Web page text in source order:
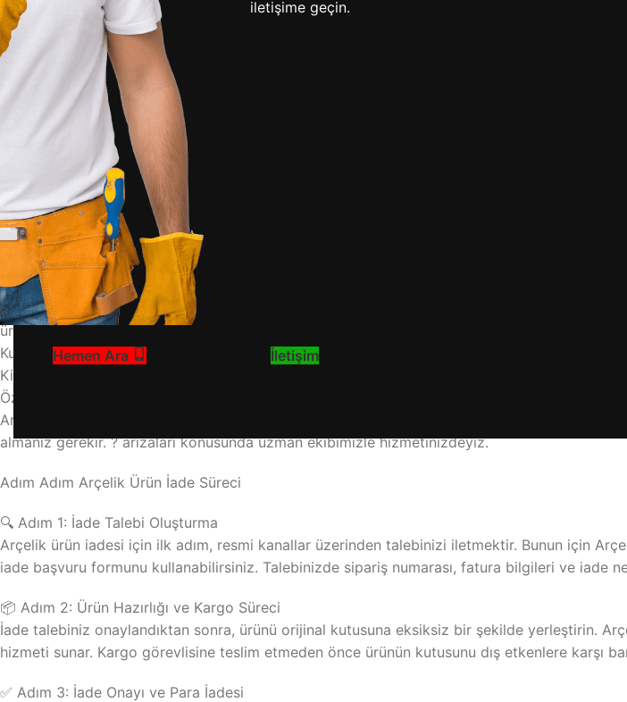
iletişime geçin.
Hemen Ara İletişim
Arçelik ürün iadesi nasıl yapılır sorusu, özellikle beyaz eşya ve elektronik alışverişlerinde
süreci genellikle Cayma Hakkı ve Ayıplı Mal kapsamında ikiye ayrılır. Hızlı ve sorunsuz bir
sürecinde en kritik nokta, ürünü teslim aldıktan sonraki 14 gün içinde harekete geçmektir.
iade onayını doğrudan etkiler.
İade Hakkı ve Cayma Süresi Nedir?
Mesafeli satış sözleşmelerinde (online alışveriş) tüketicilere tanınan 14 günlük cayma
tarafınıza teslim edildiği günden itibaren başlar. Cayma hakkı kapsamında ürünü hiçbir
gereken husus, ürünün kullanılmamış ve ikinci el satış değerini kaybetmemiş olmasıdır.
çamaşır yıkadıysanız, bu durum cayma hakkı kapsamı dışına çıkabilir. Bu gibi durumlarda
ekibimizle hizmetinizdeyiz.
Arçelik Ürün İade Şartları Nelerdir?
Arçelik iade şartları, ürünün türüne ve satın alma kanalına göre değişiklik gösterebilir. Genel
ürünün orijinal kutusu ve faturası mutlaka saklanmalıdır.
Kullanılmış, hasar görmüş veya montajı yapılmış ürünlerin iadesi genellikle kabul edilmez.
Kişisel kullanıma bağlı olarak değer kaybı yaşayan ürünlerde (örneğin, takılan bir
Özel üretim veya sipariş üzerine getirilen ürünlerde cayma hakkı bulunmaz.
Arçelik Yetkili Servis tarafından yapılan montaj sonrası iade talepleri, genellikle ayıplı mal
almanız gerekir. ? arızaları konusunda uzman ekibimizle hizmetinizdeyiz.
Adım Adım Arçelik Ürün İade Süreci
🔍 Adım 1: İade Talebi Oluşturma
Arçelik ürün iadesi için ilk adım, resmi kanallar üzerinden talebinizi iletmektir. Bunun için
iade başvuru formunu kullanabilirsiniz. Talebinizde sipariş numarası, fatura bilgileri ve iade
📦 Adım 2: Ürün Hazırlığı ve Kargo Süreci
İade talebiniz onaylandıktan sonra, ürünü orijinal kutusuna eksiksiz bir şekilde yerleştirin.
hizmeti sunar. Kargo görevlisine teslim etmeden önce ürünün kutusunu dış etkenlere karşı
✅ Adım 3: İade Onayı ve Para İadesi